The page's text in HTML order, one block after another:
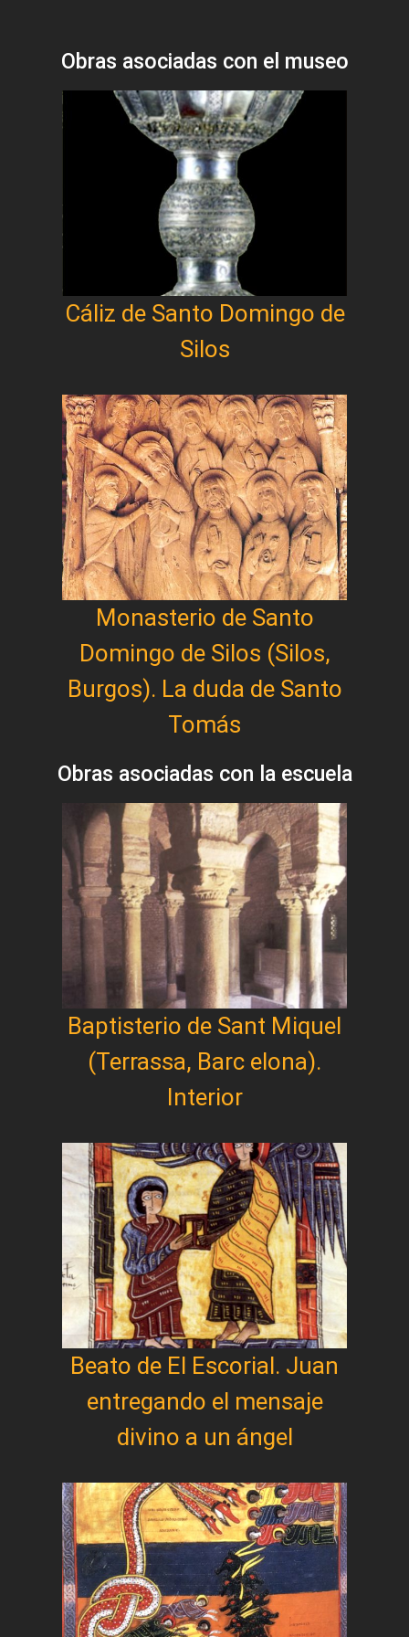
Obras asociadas con el museo
Cáliz de Santo Domingo de
Silos
Monasterio de Santo
Domingo de Silos (Silos,
Burgos). La duda de Santo
Tomás
Obras asociadas con la escuela
Baptisterio de Sant Miquel
(Terrassa, Barc elona).
Interior
Beato de El Escorial. Juan
entregando el mensaje
divino a un ángel